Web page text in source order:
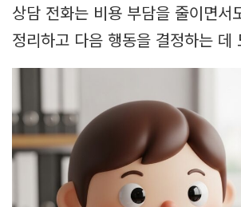
상담 전화는 비용 부담을 줄이면서
정리하고 다음 행동을 결정하는 데